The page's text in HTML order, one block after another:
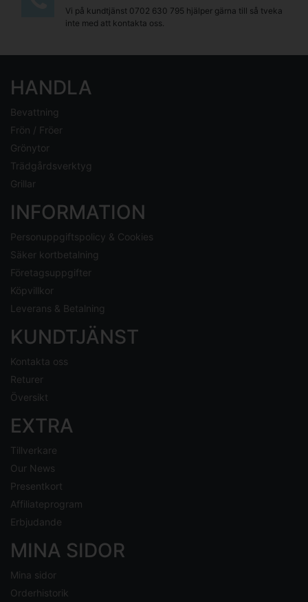
Vi på kundtjänst 0702 630 795 hjälper gärna till så tveka
inte med att kontakta oss.
HANDLA
Bevattning
Frön / Fröer
Grönytor
Trädgårdsverktyg
Grillar
INFORMATION
Personuppgiftspolicy & Cookies
Säker kortbetalning
Företagsuppgifter
Köpvillkor
Leverans & Betalning
KUNDTJÄNST
Kontakta oss
Returer
Översikt
EXTRA
Tillverkare
Our News
Presentkort
Affiliateprogram
Erbjudande
MINA SIDOR
Mina sidor
Orderhistorik